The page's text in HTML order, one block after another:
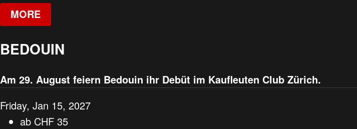
MORE
BEDOUIN
Am 29. August feiern Bedouin ihr Debüt im Kaufleuten Club Zürich.
Friday, Jan 15, 2027
ab CHF 35